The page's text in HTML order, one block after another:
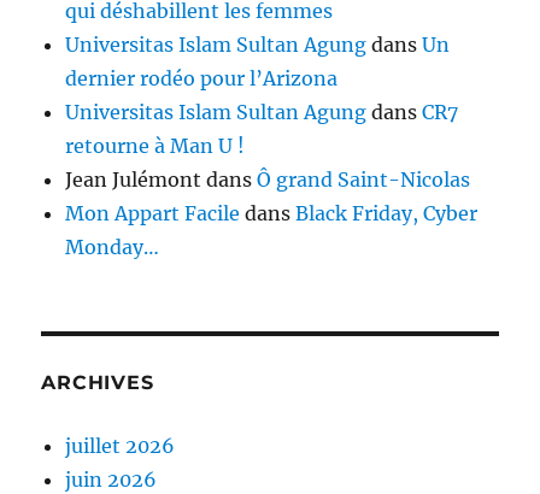
qui déshabillent les femmes
Universitas Islam Sultan Agung dansUn
dernier rodéo pour l’Arizona
Universitas Islam Sultan Agung dansCR7
retourne à Man U !
Jean Julémont dansÔ grand Saint-Nicolas
Mon Appart Facile dansBlack Friday, Cyber
Monday…
ARCHIVES
juillet 2026
juin 2026